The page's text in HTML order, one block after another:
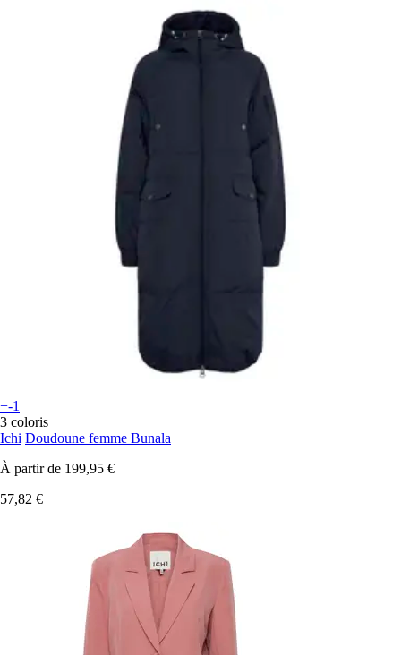
+-1
3 coloris
Ichi Doudoune femme Bunala
À partir de 199,95 €
57,82 €